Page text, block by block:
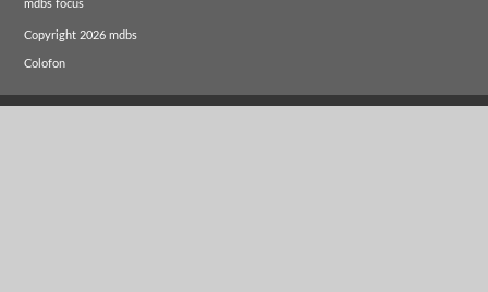
mdbs focus
Copyright 2026 mdbs
Colofon